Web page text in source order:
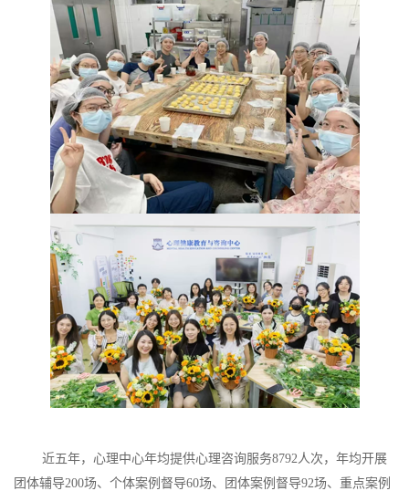
近五年，心理中心年均提供心理咨询服务8792人次，年均开展
团体辅导200场、个体案例督导60场、团体案例督导92场、重点案例